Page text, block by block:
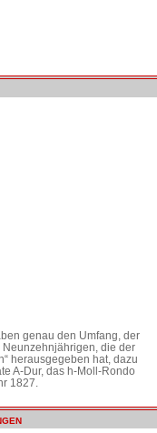
genau den Umfang, der
die der
herausgegeben hat, dazu
A-Dur, das h-Moll-Rondo
1827.